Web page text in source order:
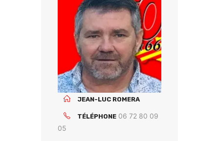
JEAN-LUC ROMERA
TÉLÉPHONE 06 72 80 09
05